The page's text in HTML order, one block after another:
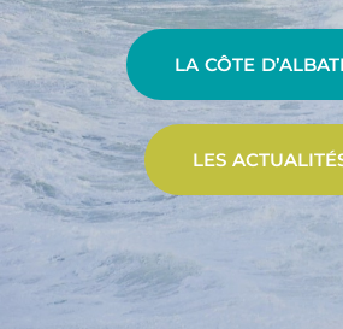
LA CÔTE
LES